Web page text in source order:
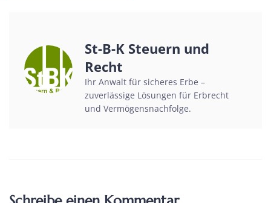
St-B-K Steuern und
Recht
Ihr Anwalt für sicheres Erbe –
zuverlässige Lösungen für Erbrecht
und Vermögensnachfolge.